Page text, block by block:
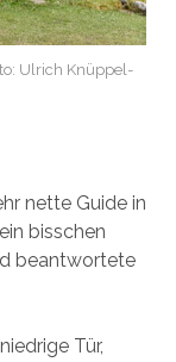
Ulrich Knüppel-
nette Guide in
bisschen
beantwortete
Tür,